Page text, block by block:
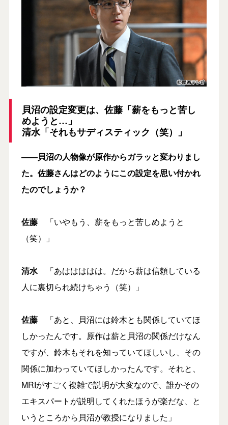
貝沼の設定変更は、佐藤「薪をもっと苦し
めようと…」
清水「それもサディスティック（笑）」
――貝沼の人物像が原作からガラッと変わりまし
た。佐藤さんはどのようにこの設定を思い付かれ
たのでしょうか？
佐藤「いやもう、薪をもっと苦しめようと
（笑）」
清水「あははははは。だから薪は信頼している
人に裏切られ続けちゃう（笑）」
佐藤「あと、貝沼には鈴木とも関係していてほ
しかったんです。原作は薪と貝沼の関係だけなん
ですが、鈴木もそれを知っていてほしいし、その
関係に加わっていてほしかったんです。それと、
MRIがすごく複雑で説明が大変なので、誰かその
エキスパートが説明してくれたほうが楽だな、と
いうところから貝沼が教授になりました」